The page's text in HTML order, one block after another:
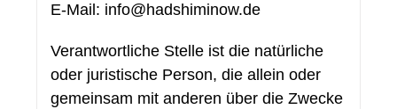
E-Mail: info@hadshiminow.de
Verantwortliche Stelle ist die natürliche
oder juristische Person, die allein oder
gemeinsam mit anderen über die Zwecke